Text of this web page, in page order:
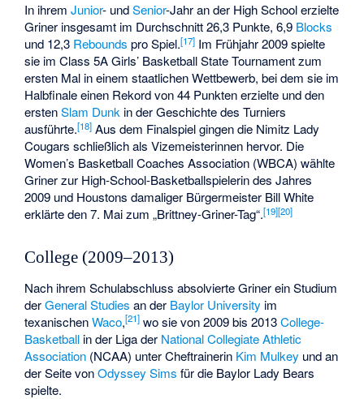
In ihremJunior- undSenior-Jahr an der High School erzielte
Griner insgesamt im Durchschnitt 26,3 Punkte, 6,9 Blocks
und 12,3 Rebounds pro Spiel.[17] Im Frühjahr 2009 spielte
sie im Class 5A Girls’ Basketball State Tournament zum
ersten Mal in einem staatlichen Wettbewerb, bei dem sie im
Halbfinale einen Rekord von 44 Punkten erzielte und den
erstenSlam Dunk in der Geschichte des Turniers
ausführte.[18] Aus dem Finalspiel gingen die Nimitz Lady
Cougars schließlich als Vizemeisterinnen hervor. Die
Women’s Basketball Coaches Association (WBCA) wählte
Griner zur High-School-Basketballspielerin des Jahres
2009 und Houstons damaliger Bürgermeister Bill White
erklärte den 7. Mai zum „Brittney-Griner-Tag“.[19][20]
College (2009–2013)
Nach ihrem Schulabschluss absolvierte Griner ein Studium
derGeneral Studies an der Baylor University im
texanischenWaco,[21] wo sie von 2009 bis 2013College-
Basketball in der Liga der National Collegiate Athletic
Association (NCAA) unter Cheftrainerin Kim Mulkey und an
der Seite vonOdyssey Sims für die Baylor Lady Bears
spielte.